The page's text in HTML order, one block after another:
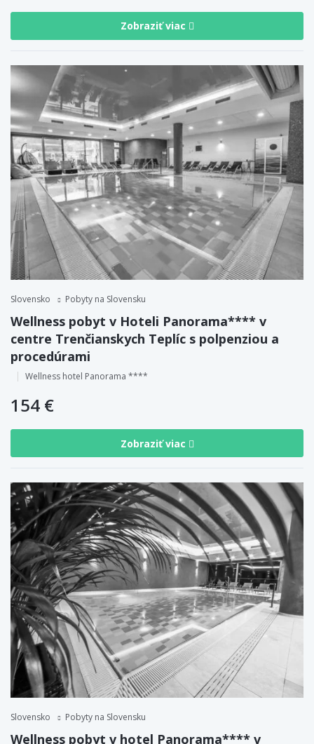
Zobraziť viac
Slovensko Pobyty na Slovensku
Wellness pobyt v Hoteli Panorama**** v
centre Trenčianskych Teplíc s polpenziou a
procedúrami
Wellness hotel Panorama ****
154 €
Zobraziť viac
Slovensko Pobyty na Slovensku
Wellness pobyt v hotel Panorama**** v